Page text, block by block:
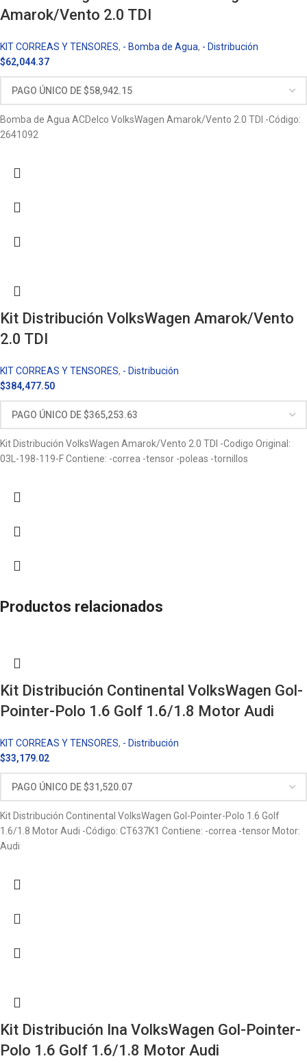
Amarok/Vento 2.0 TDI
KIT CORREAS Y TENSORES, - Bomba de Agua, - Distribución
$62,044.37
Bomba de Agua ACDelco VolksWagen Amarok/Vento 2.0 TDI -Código:
2641092
Kit Distribución VolksWagen Amarok/Vento
2.0 TDI
KIT CORREAS Y TENSORES, - Distribución
$384,477.50
Kit Distribución VolksWagen Amarok/Vento 2.0 TDI -Codigo Original:
03L-198-119-F Contiene: -correa -tensor -poleas -tornillos
Productos relacionados
Kit Distribución Continental VolksWagen Gol-
Pointer-Polo 1.6 Golf 1.6/1.8 Motor Audi
KIT CORREAS Y TENSORES, - Distribución
$33,179.02
Kit Distribución Continental VolksWagen Gol-Pointer-Polo 1.6 Golf
1.6/1.8 Motor Audi -Código: CT637K1 Contiene: -correa -tensor Motor:
Audi
Kit Distribución Ina VolksWagen Gol-Pointer-
Polo 1.6 Golf 1.6/1.8 Motor Audi